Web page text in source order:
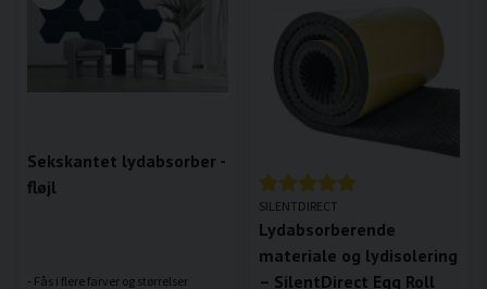
Sekskantet lydabsorber -
fløjl
- Fås i flere farver og størrelser
SILENTDIRECT
Lydabsorberende
materiale og lydisolering
– SilentDirect Egg Roll